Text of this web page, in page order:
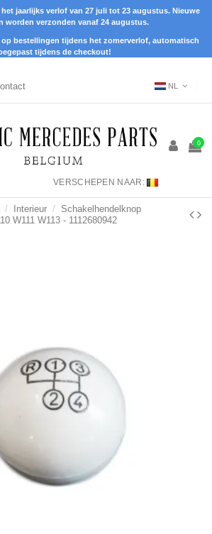
jaarlijks verlof van 27 juli tot 23 augustus. Nieuwe
worden verzonden vanaf 24 augustus.
bestellingen tijdens het zomerverlof, automatisch
tijdens de checkout!
NL
0
VERSCHEPEN NAAR:
Interieur
Schakelhendelknop
W111 W113 - 1112680942